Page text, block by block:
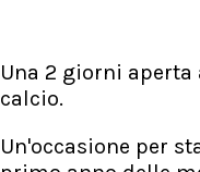
Una 2 giorni aperta
calcio.
Un'occasione per